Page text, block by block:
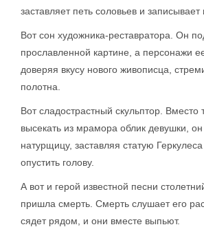
заставляет петь соловьев и записывает
Вот сон художника-реставратора. Он
прославленной картине, а персонажи
доверяя вкусу нового живописца,
полотна.
Вот сладострастный скульптор. Вместо
высекать из мрамора облик девушки,
натурщицу, заставляя статую
опустить голову.
А вот и герой известной песни
пришла смерть. Смерть слушает его
сядет рядом, и они вместе выпьют.